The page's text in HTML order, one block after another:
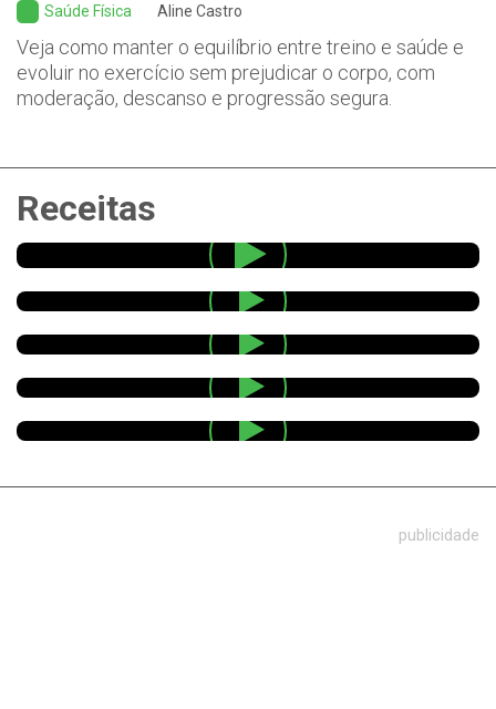
Saúde Física Aline Castro
Veja como manter o equilíbrio entre treino e saúde e
evoluir no exercício sem prejudicar o corpo, com
moderação, descanso e progressão segura.
Receitas
publicidade